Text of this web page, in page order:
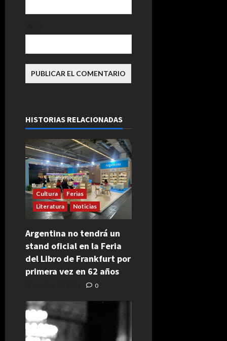
HISTORIAS RELACIONADAS
Cultura
Ferias
Literatura
Noticias
Argentina no tendrá un
stand oficial en la Feria
del Libro de Frankfurt por
primera vez en 62 años
0